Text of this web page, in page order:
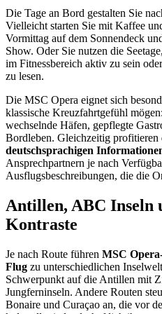
Die Tage an Bord gestalten Sie
Vielleicht starten Sie mit Kaffee
Vormittag auf dem Sonnendeck
Show. Oder Sie nutzen die
im Fitnessbereich aktiv zu sein
zu lesen.
Die MSC Opera eignet sich
klassische Kreuzfahrtgefühl
wechselnde Häfen, gepflegte
Bordleben. Gleichzeitig profitieren
deutschsprachigen
Ansprechpartnern je nach
Ausflugsbeschreibungen, die die
Antillen, ABC Inseln
Kontraste
Je nach Route führen MSC
Flug zu unterschiedlichen
Schwerpunkt auf die Antillen mit
Jungferninseln. Andere Routen
Bonaire und Curaçao an, die vor